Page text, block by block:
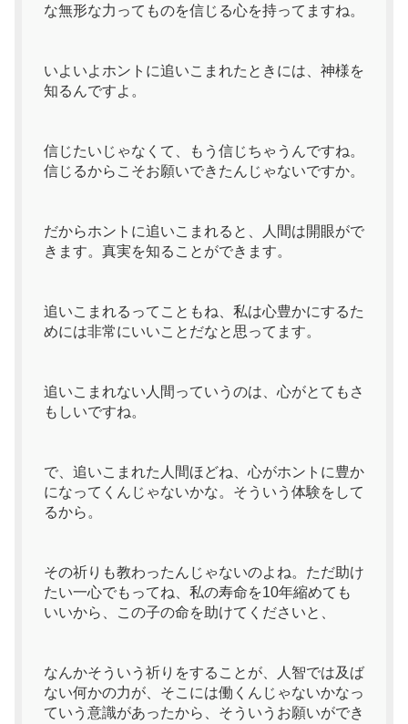
な無形な力ってものを信じる心を持ってますね。
いよいよホントに追いこまれたときには、神様を
知るんですよ。
信じたいじゃなくて、もう信じちゃうんですね。
信じるからこそお願いできたんじゃないですか。
だからホントに追いこまれると、人間は開眼がで
きます。真実を知ることができます。
追いこまれるってこともね、私は心豊かにするた
めには非常にいいことだなと思ってます。
追いこまれない人間っていうのは、心がとてもさ
もしいですね。
で、追いこまれた人間ほどね、心がホントに豊か
になってくんじゃないかな。そういう体験をして
るから。
その祈りも教わったんじゃないのよね。ただ助け
たい一心でもってね、私の寿命を10年縮めても
いいから、この子の命を助けてくださいと、
なんかそういう祈りをすることが、人智では及ば
ない何かの力が、そこには働くんじゃないかなっ
ていう意識があったから、そういうお願いができ